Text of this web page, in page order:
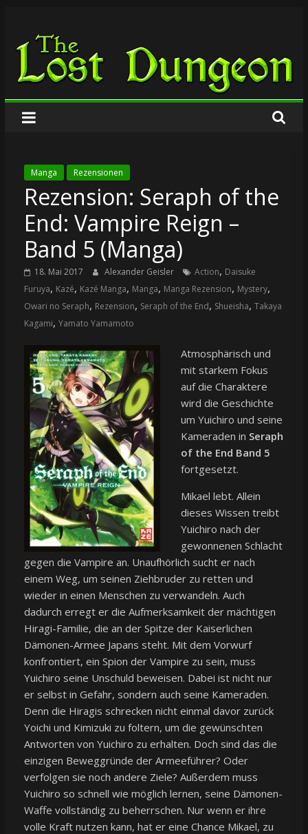
springen
The
Lost
Dungeon
Manga Rezensionen
Rezension: Seraph of the
End: Vampire Reign –
Band 5 (Manga)
18. Mai 2017 Alexander Geisler Action, Daisuke
Furuya, Kazé, Kazé Manga, Manga, Manga Rezension, Mystery,
Owari no Seraph, Rezension, Seraph of the End, Shueisha, Takaya
Kagami, Yamato Yamamoto
Atmosphärisch und
mit starkem Fokus
auf die Charaktere
wird die Geschichte
um Yuichiro und seine
Kameraden in Seraph
of the End Band 5
fortgesetzt.
Mikael lebt. Allein
dieses Wissen treibt
Yuichiro nach der
gewonnenen Schlacht
gegen die Vampire an. Unaufhörlich sucht er nach
einem Weg, um seinen Ziehbruder zu retten und
wieder in einen Menschen zu verwandeln. Auch
dadurch erregt er die Aufmerksamkeit der mächtigen
Hiragi-Familie, die an der Spitze der Kaiserlichen
Dämonen-Armee Japans steht. Mit dem Vorwurf
konfrontiert, ein Spion der Vampire zu sein, muss
Yuichiro seine Unschuld beweisen. Dabei ist nicht nur
er selbst in Gefahr, sondern auch seine Kameraden.
Denn die Hiragis schrecken nicht einmal davor zurück
Yoichi und Kimizuki zu foltern, um die gewünschten
Antworten von Yuichiro zu erhalten. Doch sind das die
einzigen Beweggründe der Armeeführer? Oder
verfolgen sie noch andere Ziele? Außerdem muss
Yuichiro so schnell wie möglich lernen, seine Dämonen-
Waffe vollständig zu beherrschen. Nur wenn er ihre
volle Kraft nutzen kann, hat er eine Chance Mikael, zu